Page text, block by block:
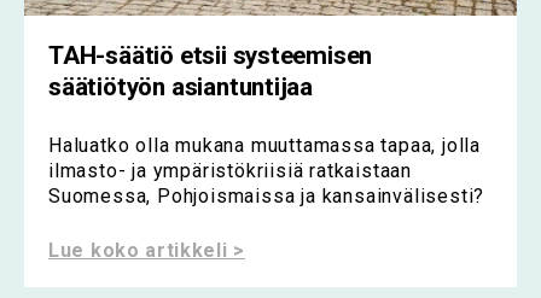
TAH-säätiö etsii systeemisen
säätiötyön asiantuntijaa
Haluatko olla mukana muuttamassa tapaa, jolla
ilmasto- ja ympäristökriisiä ratkaistaan
Suomessa, Pohjoismaissa ja kansainvälisesti?
Lue koko artikkeli >